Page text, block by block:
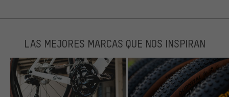
LAS MEJORES MARCAS QUE NOS INSPIRAN